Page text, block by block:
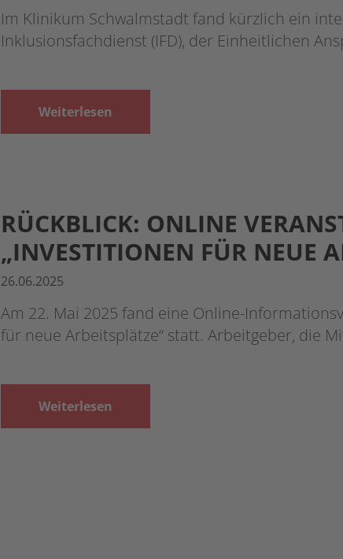
Im Klinikum Schwalmstadt fand kürzlich ein
Inklusionsfachdienst (IFD), der Einheitlichen
Weiterlesen
RÜCKBLICK: ONLINE
„INVESTITIONEN FÜR NEUE
26.06.2025
Am 22. Mai 2025 fand eine Online-
für neue Arbeitsplätze“ statt. Arbeitgeber, die
Weiterlesen